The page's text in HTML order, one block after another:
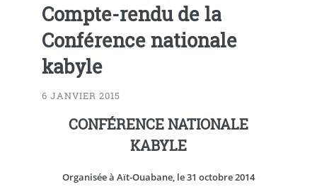
Compte-rendu de la
Conférence nationale
kabyle
6 JANVIER 2015
CONFÉRENCE NATIONALE
KABYLE
Organisée à Aït-Ouabane, le 31 octobre 2014